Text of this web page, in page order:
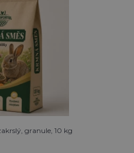
granule, 10 kg